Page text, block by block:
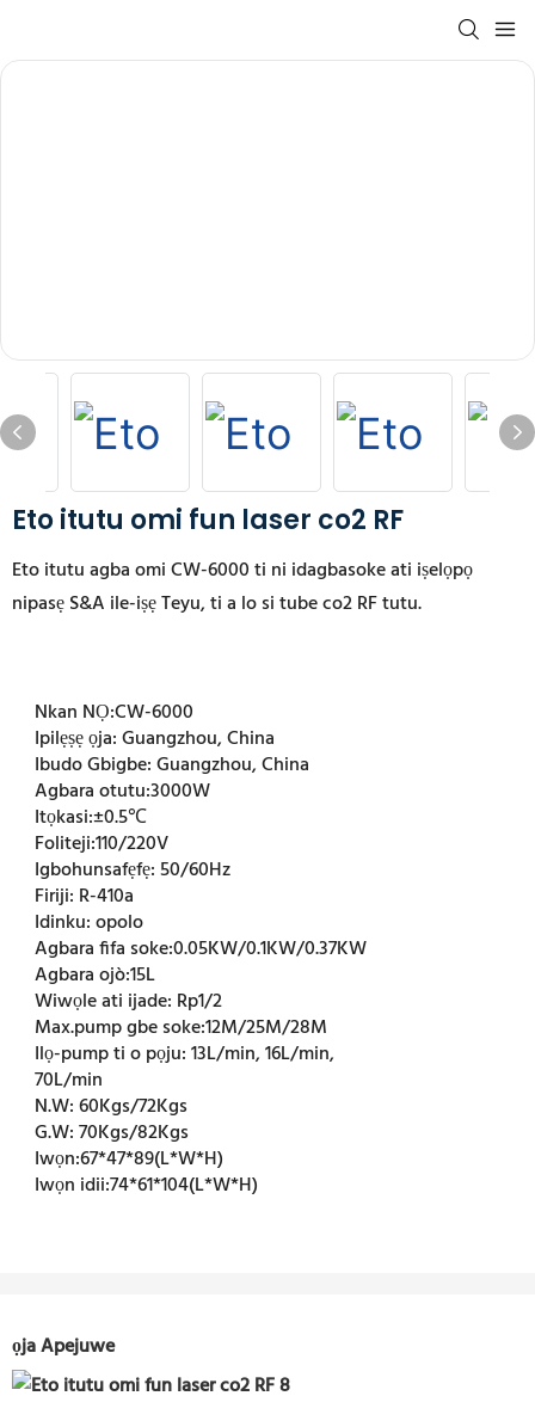
Eto itutu omi fun laser co2 RF
Eto itutu agba omi CW-6000 ti ni idagbasoke ati iṣelọpọ
nipasẹ S&A ile-iṣẹ Teyu, ti a lo si tube co2 RF tutu.
Nkan NỌ:CW-6000
Ipilẹṣẹ ọja:Guangzhou, China
Ibudo Gbigbe:Guangzhou, China
Agbara otutu:3000W
Itọkasi:±0.5℃
Foliteji:110/220V
Igbohunsafẹfẹ:50/60Hz
Firiji: R-410a
Idinku:opolo
Agbara fifa soke:0.05KW/0.1KW/0.37KW
Agbara ojò:15L
Wiwọle ati ijade: Rp1/2
Max.pump gbe soke:12M/25M/28M
Ilọ-pump ti o pọju:13L/min, 16L/min,
70L/min
N.W:60Kgs/72Kgs
G.W:70Kgs/82Kgs
Iwọn:67*47*89(L*W*H)
Iwọn idii:74*61*104(L*W*H)
ọja Apejuwe